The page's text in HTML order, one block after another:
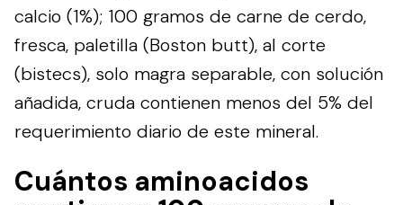
calcio (1%); 100 gramos de carne de cerdo,
fresca, paletilla (Boston butt), al corte
(bistecs), solo magra separable, con solución
añadida, cruda contienen menos del 5% del
requerimiento diario de este mineral.
Cuántos aminoacidos